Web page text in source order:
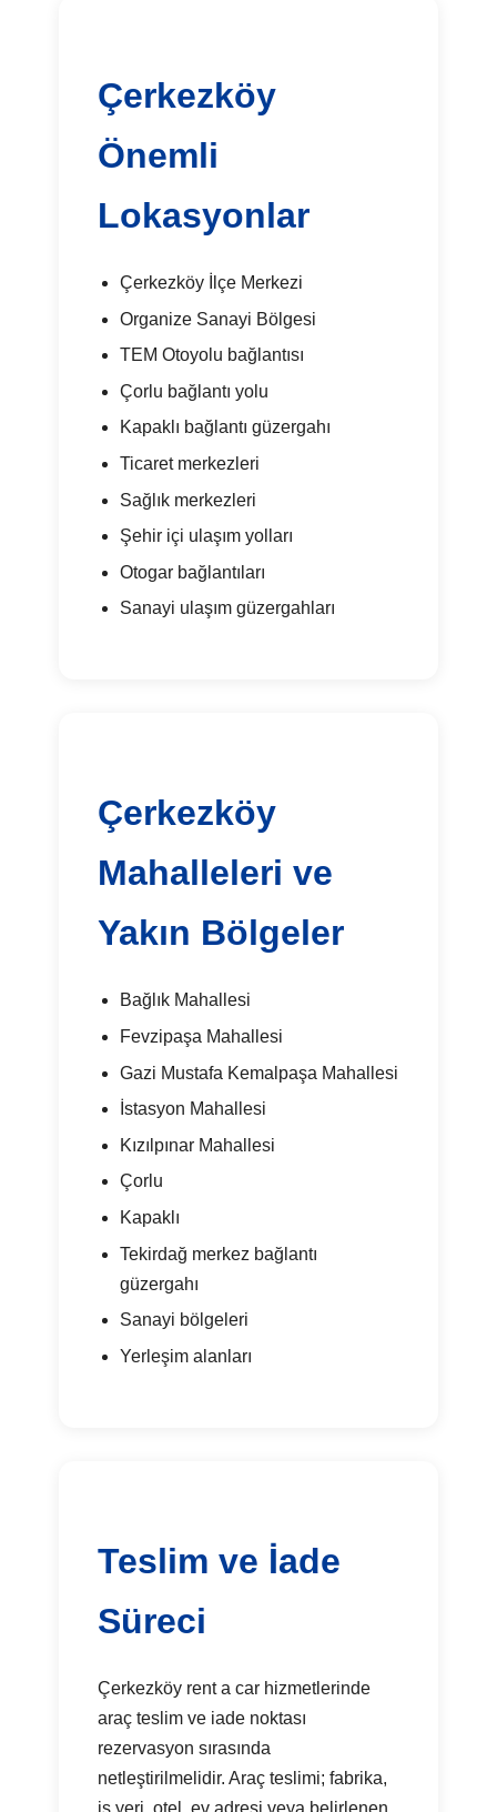
Çerkezköy
Önemli
Lokasyonlar
Çerkezköy İlçe Merkezi
Organize Sanayi Bölgesi
TEM Otoyolu bağlantısı
Çorlu bağlantı yolu
Kapaklı bağlantı güzergahı
Ticaret merkezleri
Sağlık merkezleri
Şehir içi ulaşım yolları
Otogar bağlantıları
Sanayi ulaşım güzergahları
Çerkezköy
Mahalleleri ve
Yakın Bölgeler
Bağlık Mahallesi
Fevzipaşa Mahallesi
Gazi Mustafa Kemalpaşa Mahallesi
İstasyon Mahallesi
Kızılpınar Mahallesi
Çorlu
Kapaklı
Tekirdağ merkez bağlantı
güzergahı
Sanayi bölgeleri
Yerleşim alanları
Teslim ve İade
Süreci
Çerkezköy rent a car hizmetlerinde
araç teslim ve iade noktası
rezervasyon sırasında
netleştirilmelidir. Araç teslimi; fabrika,
iş yeri, otel, ev adresi veya belirlenen